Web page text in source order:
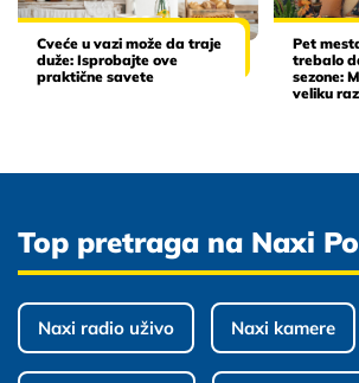
Cveće u vazi može da traje
duže: Isprobajte ove
praktične savete
Pet
trebalo
sezone:
veliku
Top pretraga na Naxi
Naxi radio uživo Naxi kamere